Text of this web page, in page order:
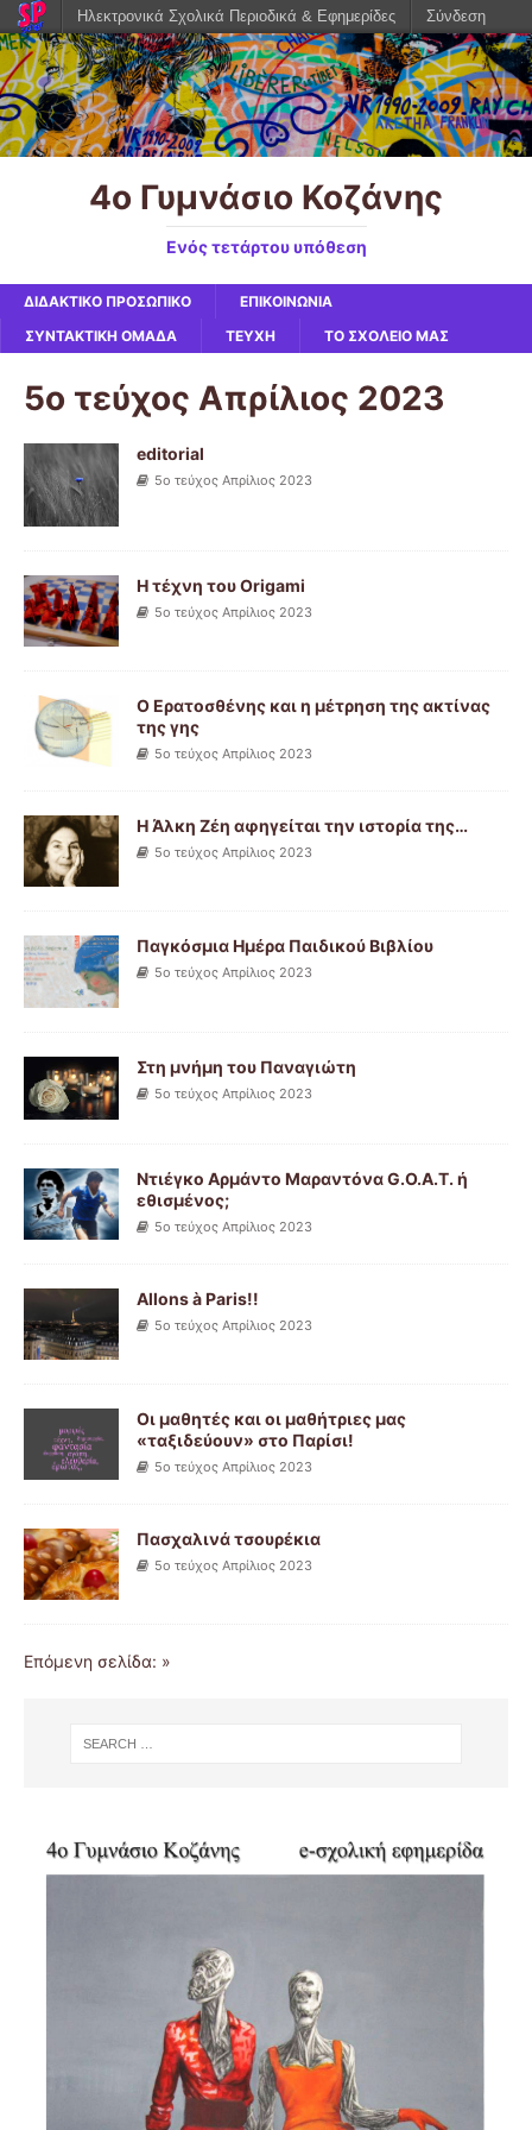
4ο Γυμνάσιο Κοζάνης
Ενός τετάρτου υπόθεση
ΔΙΔΑΚΤΙΚΟ ΠΡΟΣΩΠΙΚΟ
ΕΠΙΚΟΙΝΩΝΙΑ
ΣΥΝΤΑΚΤΙΚΗ ΟΜΑΔΑ
ΤΕΥΧΗ ΤΟ ΣΧΟΛΕΙΟ ΜΑΣ
5ο τεύχος Απρίλιος 2023
editorial
5ο τεύχος Απρίλιος 2023
Η τέχνη του Origami
5ο τεύχος Απρίλιος 2023
Ο Ερατοσθένης και η μέτρηση της ακτίνας
της γης
5ο τεύχος Απρίλιος 2023
Η Άλκη Ζέη αφηγείται την ιστορία της…
5ο τεύχος Απρίλιος 2023
Παγκόσμια Ημέρα Παιδικού Βιβλίου
5ο τεύχος Απρίλιος 2023
Στη μνήμη του Παναγιώτη
5ο τεύχος Απρίλιος 2023
Ντιέγκο Αρμάντο Μαραντόνα G.O.A.T. ή
εθισμένος;
5ο τεύχος Απρίλιος 2023
Allons à Paris!!
5ο τεύχος Απρίλιος 2023
Οι μαθητές και οι μαθήτριες μας
«ταξιδεύουν» στο Παρίσι!
5ο τεύχος Απρίλιος 2023
Πασχαλινά τσουρέκια
5ο τεύχος Απρίλιος 2023
Επόμενη σελίδα: »
Ηλεκτρονικά Σχολικά Περιοδικά & Εφημερίδες Σύνδεση